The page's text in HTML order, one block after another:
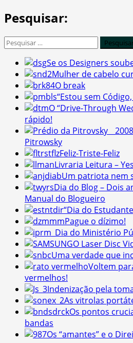
Pesquisar:
Pesquisar
Se os Designers
Mulher de cabelo
O break
“Estou sem
O “Drive-Through
rápido!
Pitrowsky
Feliz-Triste-Feliz
Livraria Leitura –
Um patriota nem
Dia do Blog – Dois
Manual do Blogueiro
“Dia do
Pague o dízimo!
Dia do Ministério
O Laser Disc
Uma verdade que
Voltem
vermelhos!
Indenização pela
As vitrolas
Os pontos
bandas
Os “amantes” e o